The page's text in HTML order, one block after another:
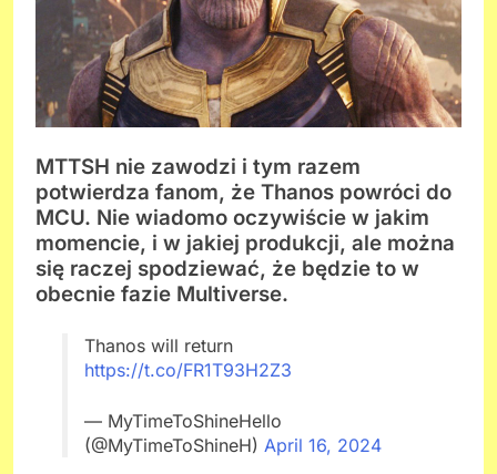
MTTSH nie zawodzi i tym razem
potwierdza fanom, że Thanos powróci do
MCU. Nie wiadomo oczywiście w jakim
momencie, i w jakiej produkcji, ale można
się raczej spodziewać, że będzie to w
obecnie fazie Multiverse.
Thanos will return
https://t.co/FR1T93H2Z3
— MyTimeToShineHello
(@MyTimeToShineH) April 16, 2024